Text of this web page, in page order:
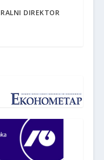
DIREKTOR